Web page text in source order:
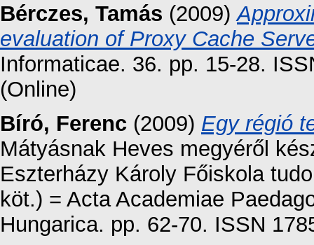
Bérczes, Tamás (2009)
evaluation of Proxy Cache
Informaticae. 36. pp. 15-28.
(Online)
Bíró, Ferenc (2009) Egy régió
Mátyásnak Heves megyéről
Eszterházy Károly Főiskola
köt.) = Acta Academiae
Hungarica. pp. 62-70. ISSN